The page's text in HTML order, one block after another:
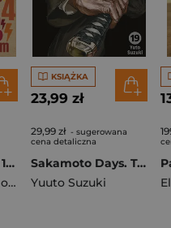
Trening umysłu. 160 łamigłówek i zagadek rozwijających logiczne myślenie
Opracowanie Zbiorowe
KSIĄŻKA
23,99 zł
29,99 zł - sugerowana
cena detaliczna
Sakamoto Days. Tom 19
Yuuto Suzuki